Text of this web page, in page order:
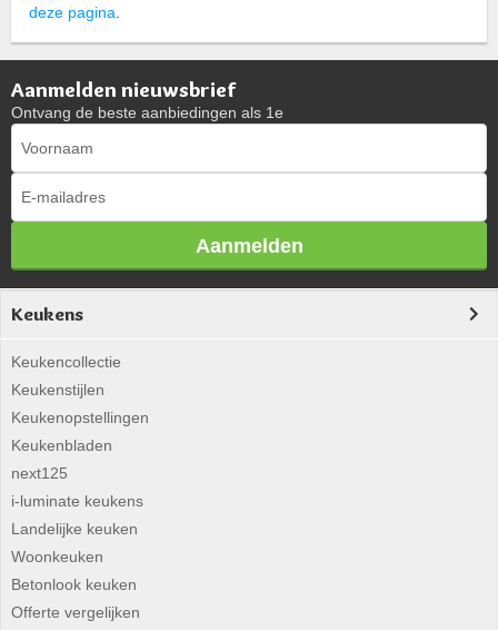
deze pagina.
Aanmelden nieuwsbrief
Ontvang de beste aanbiedingen als 1e
Aanmelden
Keukens
Keukencollectie
Keukenstijlen
Keukenopstellingen
Keukenbladen
next125
i-luminate keukens
Landelijke keuken
Woonkeuken
Betonlook keuken
Offerte vergelijken